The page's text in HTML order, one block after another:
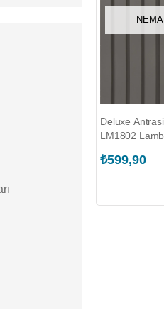
Deluxe
LM1802 Lambri (AKSÜPER.152
₺599,90